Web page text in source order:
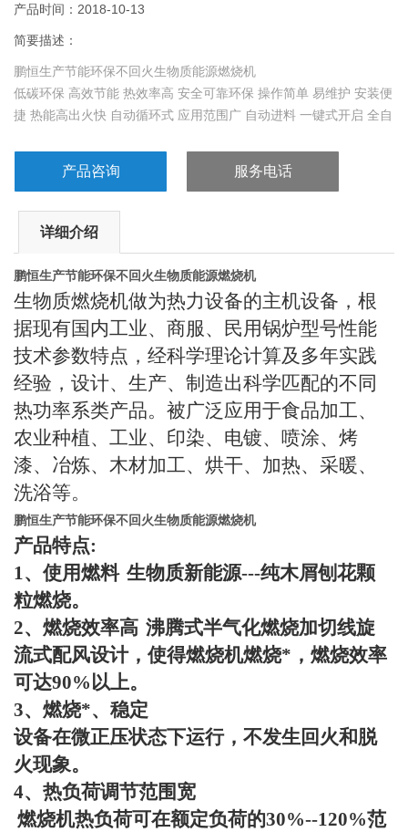
产品时间：2018-10-13
简要描述：
鹏恒生产节能环保不回火生物质能源燃烧机
低碳环保 高效节能 热效率高 安全可靠环保 操作简单 易维护 安装便
捷 热能高出火快 自动循环式 应用范围广 自动进料 一键式开启 全自
产品咨询 服务电话
详细介绍
鹏恒生产节能环保不回火生物质能源燃烧机
生物质燃烧机做为热力设备的主机设备，根
据现有国内工业、商服、民用锅炉型号性能
技术参数特点，经科学理论计算及多年实践
经验，设计、生产、制造出科学匹配的不同
热功率系类产品。被广泛应用于食品加工、
农业种植、工业、印染、电镀、喷涂、烤
漆、冶炼、木材加工、烘干、加热、采暖、
洗浴等。
鹏恒生产节能环保不回火生物质能源燃烧机
产品特点:
1、使用燃料 生物质新能源---纯木屑刨花颗
粒燃烧。
2、燃烧效率高 沸腾式半气化燃烧加切线旋
流式配风设计，使得燃烧机燃烧*，燃烧效率
可达90%以上。
3、燃烧*、稳定
设备在微正压状态下运行，不发生回火和脱
火现象。
4、热负荷调节范围宽
燃烧机热负荷可在额定负荷的30%--120%范